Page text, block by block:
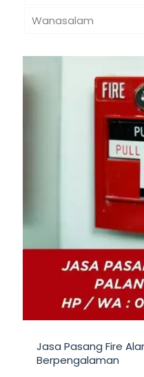
Wanasalam
Jasa Pasang Fire
Berpengalaman